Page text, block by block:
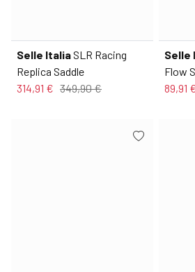
Selle ItaliaSLR Racing
Replica Saddle
314,91 € 349,90 €
Selle
Flow
89,91